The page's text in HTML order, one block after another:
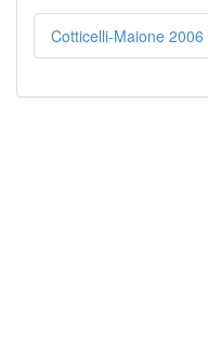
Cotticelli-Maione 2006